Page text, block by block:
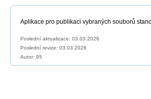
Aplikace pro publikaci vybraných souborů
Poslední aktualizace: 03.03.2026
Poslední revize: 03.03.2026
Autor: 95